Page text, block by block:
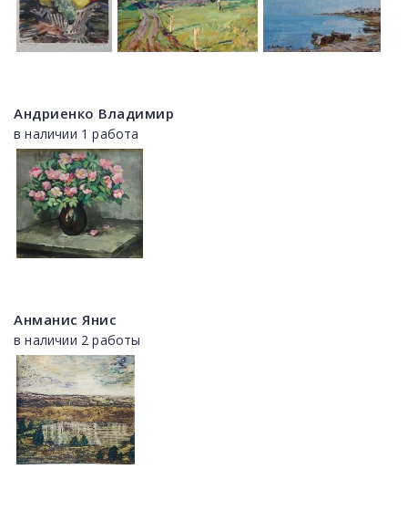
Андриенко Владимир
в наличии 1 работа
Анманис Янис
в наличии 2 работы